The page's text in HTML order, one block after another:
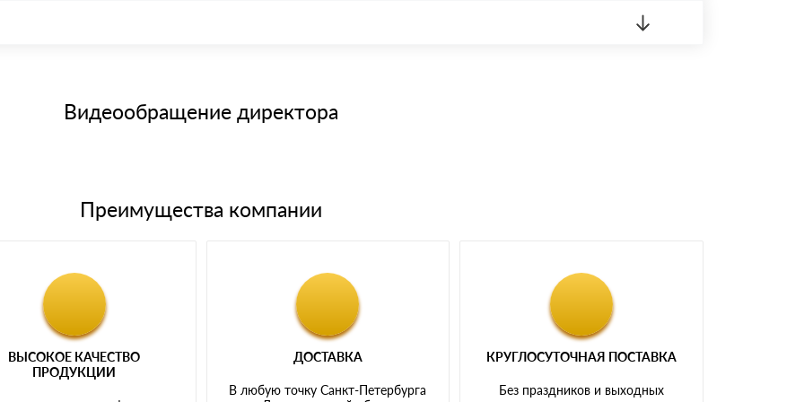
банковским картам
материала после проверки качества и количества заказанного материала.
Видеообращение директора
Преимущества компании
ВЫСОКОЕ КАЧЕСТВО
ПРОДУКЦИИ
ДОСТАВКА
В любую точку Санкт-Петербурга
КРУГЛОСУТОЧНАЯ ПОСТАВКА
Без праздников и выходных